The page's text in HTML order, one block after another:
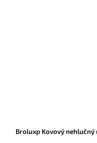
Broluxp Kovový nehlučný